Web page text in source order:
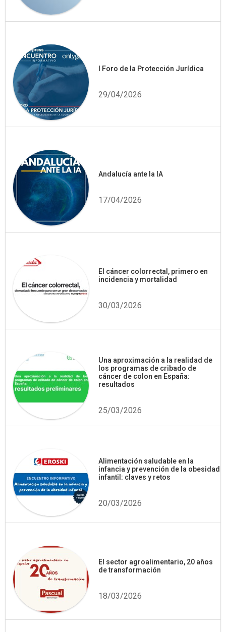
I Foro de la Protección Jurídica
29/04/2026
Andalucía ante la IA
17/04/2026
El cáncer colorrectal, primero en
incidencia y mortalidad
30/03/2026
Una aproximación a la realidad de
los programas de cribado de
cáncer de colon en España:
resultados
25/03/2026
Alimentación saludable en la
infancia y prevención de la obesidad
infantil: claves y retos
20/03/2026
El sector agroalimentario, 20 años
de transformación
18/03/2026